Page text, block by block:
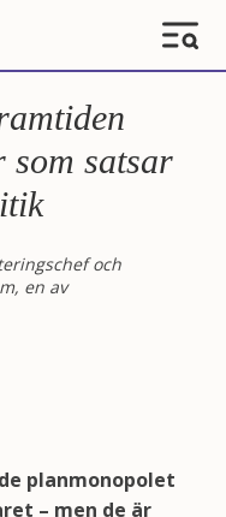
som satsar
och
en av
planmonopolet
– men de är